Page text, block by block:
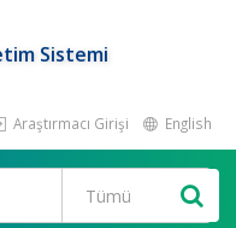
Sistemi
Araştırmacı Girişi English